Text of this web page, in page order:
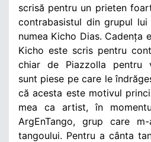
scrisă pentru un prieten
contrabasistul din grupul
numea Kicho Dias. Cadența
Kicho este scris pentru
chiar de Piazzolla pentru
sunt piese pe care le
că acesta este motivul
mea ca artist, în
ArgEnTango, grup care
tangoului. Pentru a cânta